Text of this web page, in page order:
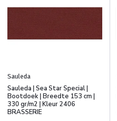
Sauleda
Sauleda | Sea Star Special |
Bootdoek | Breedte 153 cm |
330 gr/m2 | Kleur 2406
BRASSERIE